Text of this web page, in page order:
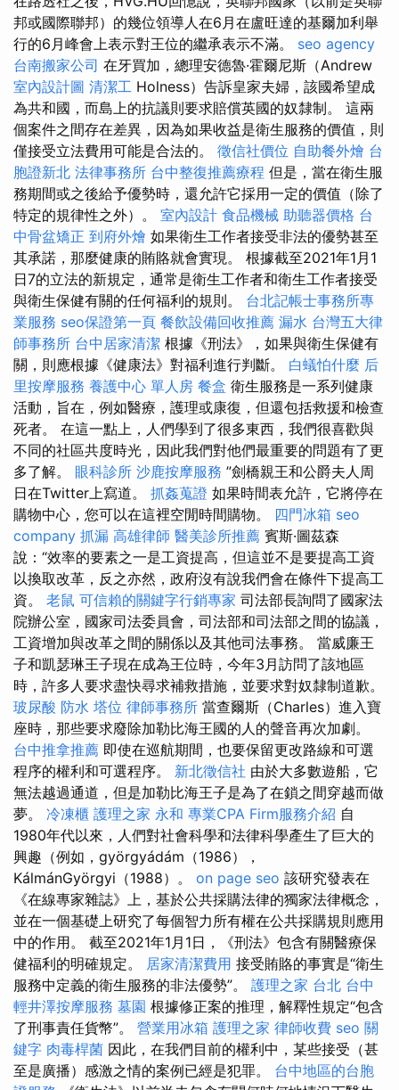
邦或國際聯邦）的幾位領導人在6月在盧旺達的基爾加利舉
行的6月峰會上表示對王位的繼承表示不滿。 seo agency
台南搬家公司 在牙買加，總理安德魯·霍爾尼斯（Andrew
室內設計圖 清潔工 Holness）告訴皇家夫婦，該國希望成
為共和國，而島上的抗議則要求賠償英國的奴隸制。 這兩
個案件之間存在差異，因為如果收益是衛生服務的價值，則
僅接受立法費用可能是合法的。 徵信社價位 自助餐外燴 台
胞證新北 法律事務所 台中整復推薦療程 但是，當在衛生服
務期間或之後給予優勢時，還允許它採用一定的價值（除了
特定的規律性之外）。 室內設計 食品機械 助聽器價格 台
中骨盆矯正 到府外燴 如果衛生工作者接受非法的優勢甚至
其承諾，那麼健康的賄賂就會實現。 根據截至2021年1月1
日7的立法的新規定，通常是衛生工作者和衛生工作者接受
與衛生保健有關的任何福利的規則。 台北記帳士事務所專
業服務 seo保證第一頁 餐飲設備回收推薦 漏水 台灣五大律
師事務所 台中居家清潔 根據《刑法》，如果與衛生保健有
關，則應根據《健康法》對福利進行判斷。 白蟻怕什麼 后
里按摩服務 養護中心 單人房 餐盒 衛生服務是一系列健康
活動，旨在，例如醫療，護理或康復，但還包括救援和檢查
死者。 在這一點上，人們學到了很多東西，我們很喜歡與
不同的社區共度時光，因此我們對他們最重要的問題有了更
多了解。 眼科診所 沙鹿按摩服務 ”劍橋親王和公爵夫人周
日在Twitter上寫道。 抓姦蒐證 如果時間表允許，它將停在
購物中心，您可以在這裡空閒時間購物。 四門冰箱 seo
company 抓漏 高雄律師 醫美診所推薦 賓斯·圖茲森
說：“效率的要素之一是工資提高，但這並不是要提高工資
以換取改革，反之亦然，政府沒有說我們會在條件下提高工
資。 老鼠 可信賴的關鍵字行銷專家 司法部長詢問了國家法
院辦公室，國家司法委員會，司法部和司法部之間的協議，
工資增加與改革之間的關係以及其他司法事務。 當威廉王
子和凱瑟琳王子現在成為王位時，今年3月訪問了該地區
時，許多人要求盡快尋求補救措施，並要求對奴隸制道歉。
玻尿酸 防水 塔位 律師事務所 當查爾斯（Charles）進入寶
座時，那些要求廢除加勒比海王國的人的聲音再次加劇。
台中推拿推薦 即使在巡航期間，也要保留更改路線和可選
程序的權利和可選程序。 新北徵信社 由於大多數遊船，它
無法越過通道，但是加勒比海王子是為了在鎖之間穿越而做
夢。 冷凍櫃 護理之家 永和 專業CPA Firm服務介紹 自
1980年代以來，人們對社會科學和法律科學產生了巨大的
興趣（例如，györgyádám（1986），
KálmánGyörgyi（1988）。 on page seo 該研究發表在
《在線專家雜誌》上，基於公共採購法律的獨家法律概念，
並在一個基礎上研究了每個智力所有權在公共採購規則應用
中的作用。 截至2021年1月1日，《刑法》包含有關醫療保
健福利的明確規定。 居家清潔費用 接受賄賂的事實是“衛生
服務中定義的衛生服務的非法優勢”。 護理之家 台北 台中
輕井澤按摩服務 墓園 根據修正案的推理，解釋性規定“包含
了刑事責任貨幣”。 營業用冰箱 護理之家 律師收費 seo 關
鍵字 肉毒桿菌 因此，在我們目前的權利中，某些接受（甚
至是廣播）感激之情的案例已經是犯罪。 台中地區的台胞